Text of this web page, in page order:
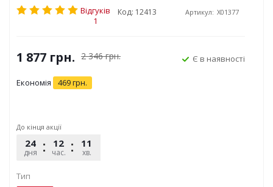
Відгуків
1
Код: 12413 Артикул: X01377
1 877 грн. 2 346грн.
Економія 469грн.
Є в наявності
До кінця акції
24
дня
12
час.
11
хв.
Тип